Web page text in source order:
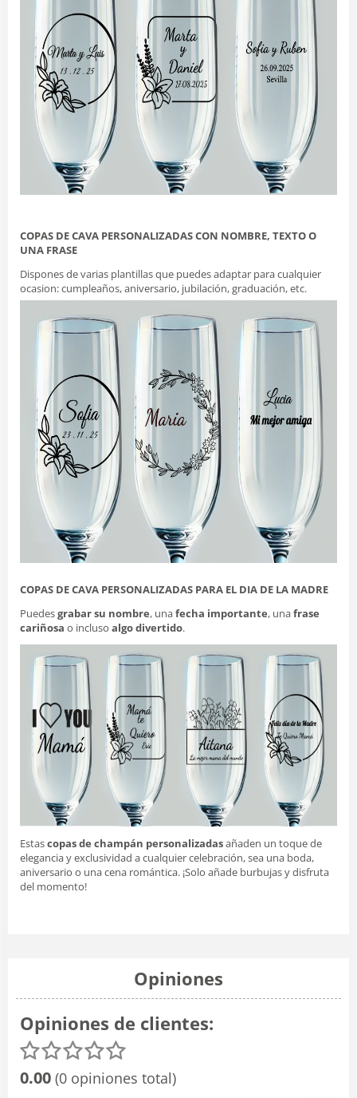
COPAS DE CAVA PERSONALIZADAS CON NOMBRE, TEXTO O
UNA FRASE
Dispones de varias plantillas que puedes adaptar para cualquier
ocasion: cumpleaños, aniversario, jubilación, graduación, etc.
COPAS DE CAVA PERSONALIZADAS PARA EL DIA DE LA MADRE
Puedesgrabar su nombre, unafecha importante, unafrase
cariñosa o incluso algo divertido.
Estascopas de champán personalizadasañaden un toque de
elegancia y exclusividad a cualquier celebración, sea una boda,
aniversario o una cena romántica. ¡Solo añade burbujas y disfruta
del momento!
Opiniones
Opiniones de clientes:
0.00 (0 opiniones total)